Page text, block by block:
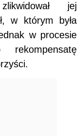
jej
w którym była
w procesie